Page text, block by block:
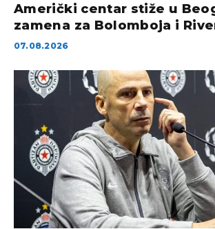
Američki centar stiže u
zamena za Bolomboja i
07.08.2026